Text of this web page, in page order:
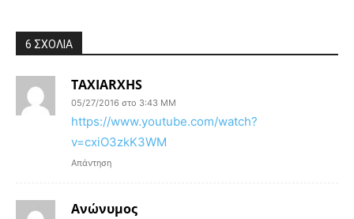
6 ΣΧΟΛΙΑ
TAXIARXHS
05/27/2016 στο 3:43 ΜΜ
https://www.youtube.com/watch?
v=cxiO3zkK3WM
Απάντηση
Ανώνυμος